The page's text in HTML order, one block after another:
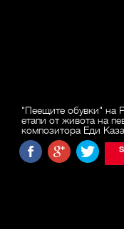
"Пеещите обувки" на
етапи от живота на
композитора Еди